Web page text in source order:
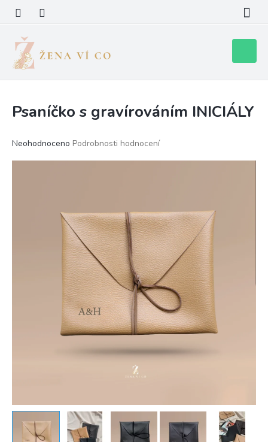
obsah
košík
Psaníčko s gravírováním INICIÁLY
Průměrné
Neohodnoceno Podrobnosti hodnocení